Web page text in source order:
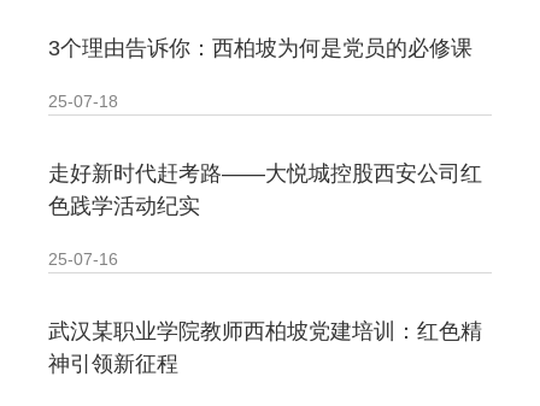
3个理由告诉你：西柏坡为何是党员的必修课
25-07-18
走好新时代赶考路——大悦城控股西安公司红
色践学活动纪实
25-07-16
武汉某职业学院教师西柏坡党建培训：红色精
神引领新征程